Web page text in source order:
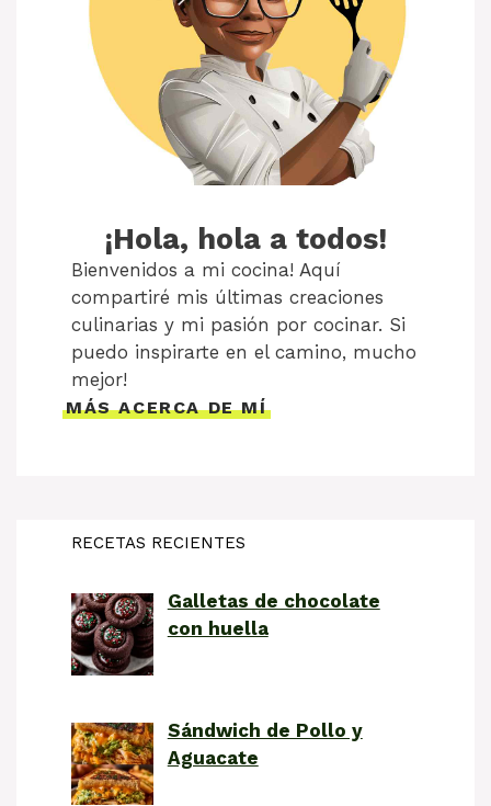
¡Hola, hola a todos!
Bienvenidos a mi cocina! Aquí
compartiré mis últimas creaciones
culinarias y mi pasión por cocinar. Si
puedo inspirarte en el camino, mucho
mejor!
MÁS ACERCA DE MÍ
RECETAS RECIENTES
Galletas de chocolate
con huella
Sándwich de Pollo y
Aguacate